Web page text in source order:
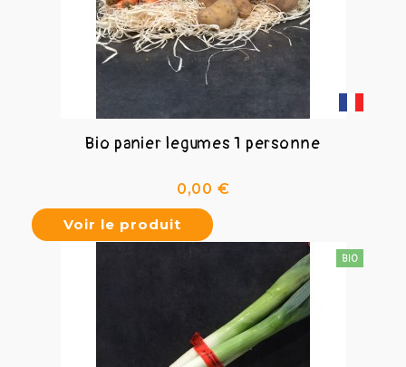
Bio panier legumes 1 personne
0,00 €Prix
Voir le produit